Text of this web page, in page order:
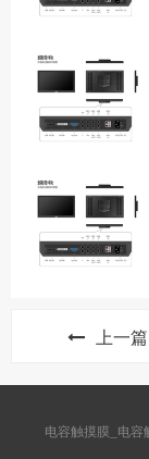
上一篇
电容触摸膜_电容